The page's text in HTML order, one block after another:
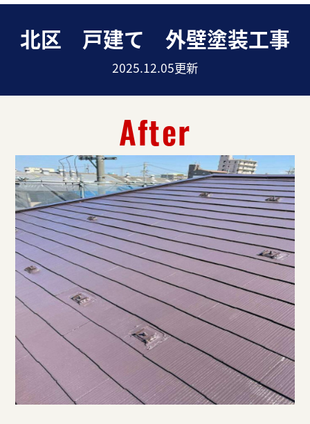
北区 戸建て 外壁塗装工事
2025.12.05更新
After